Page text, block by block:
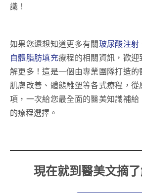
識！
如果您還想知道更多有關玻尿酸注射
自體脂肪填充療程的相關資訊，歡迎
解更多！這是一個由專業團隊打造
肌膚改善、體態雕塑等各式療程，
項，一次給您最全面的醫美知識補
的療程選擇。
現在就到醫美文摘了